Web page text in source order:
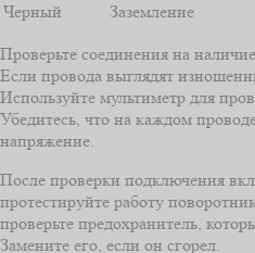
Черный
Заземление
Проверьте соединения на
Если провода выглядят
Используйте мультиметр для
Убедитесь, что на каждом
напряжение.
После проверки подключения
протестируйте работу
проверьте предохранитель,
Замените его, если он сгорел.